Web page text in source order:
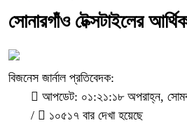
সোনারগাঁও টেক্সটাইলের
বিজনেস জার্নাল প্রতিবেদক:
আপডেট: ০১:২১:১৮ অপরাহ্ন,
/
১০৫১৭ বার দেখা হয়েছে